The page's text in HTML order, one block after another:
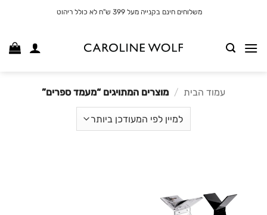
משלוחים חינם בקנייה מעל 399 ש"ח לא כולל ריהוט
עמוד הבית / מוצרים המתויגים “מעמד ספרים”